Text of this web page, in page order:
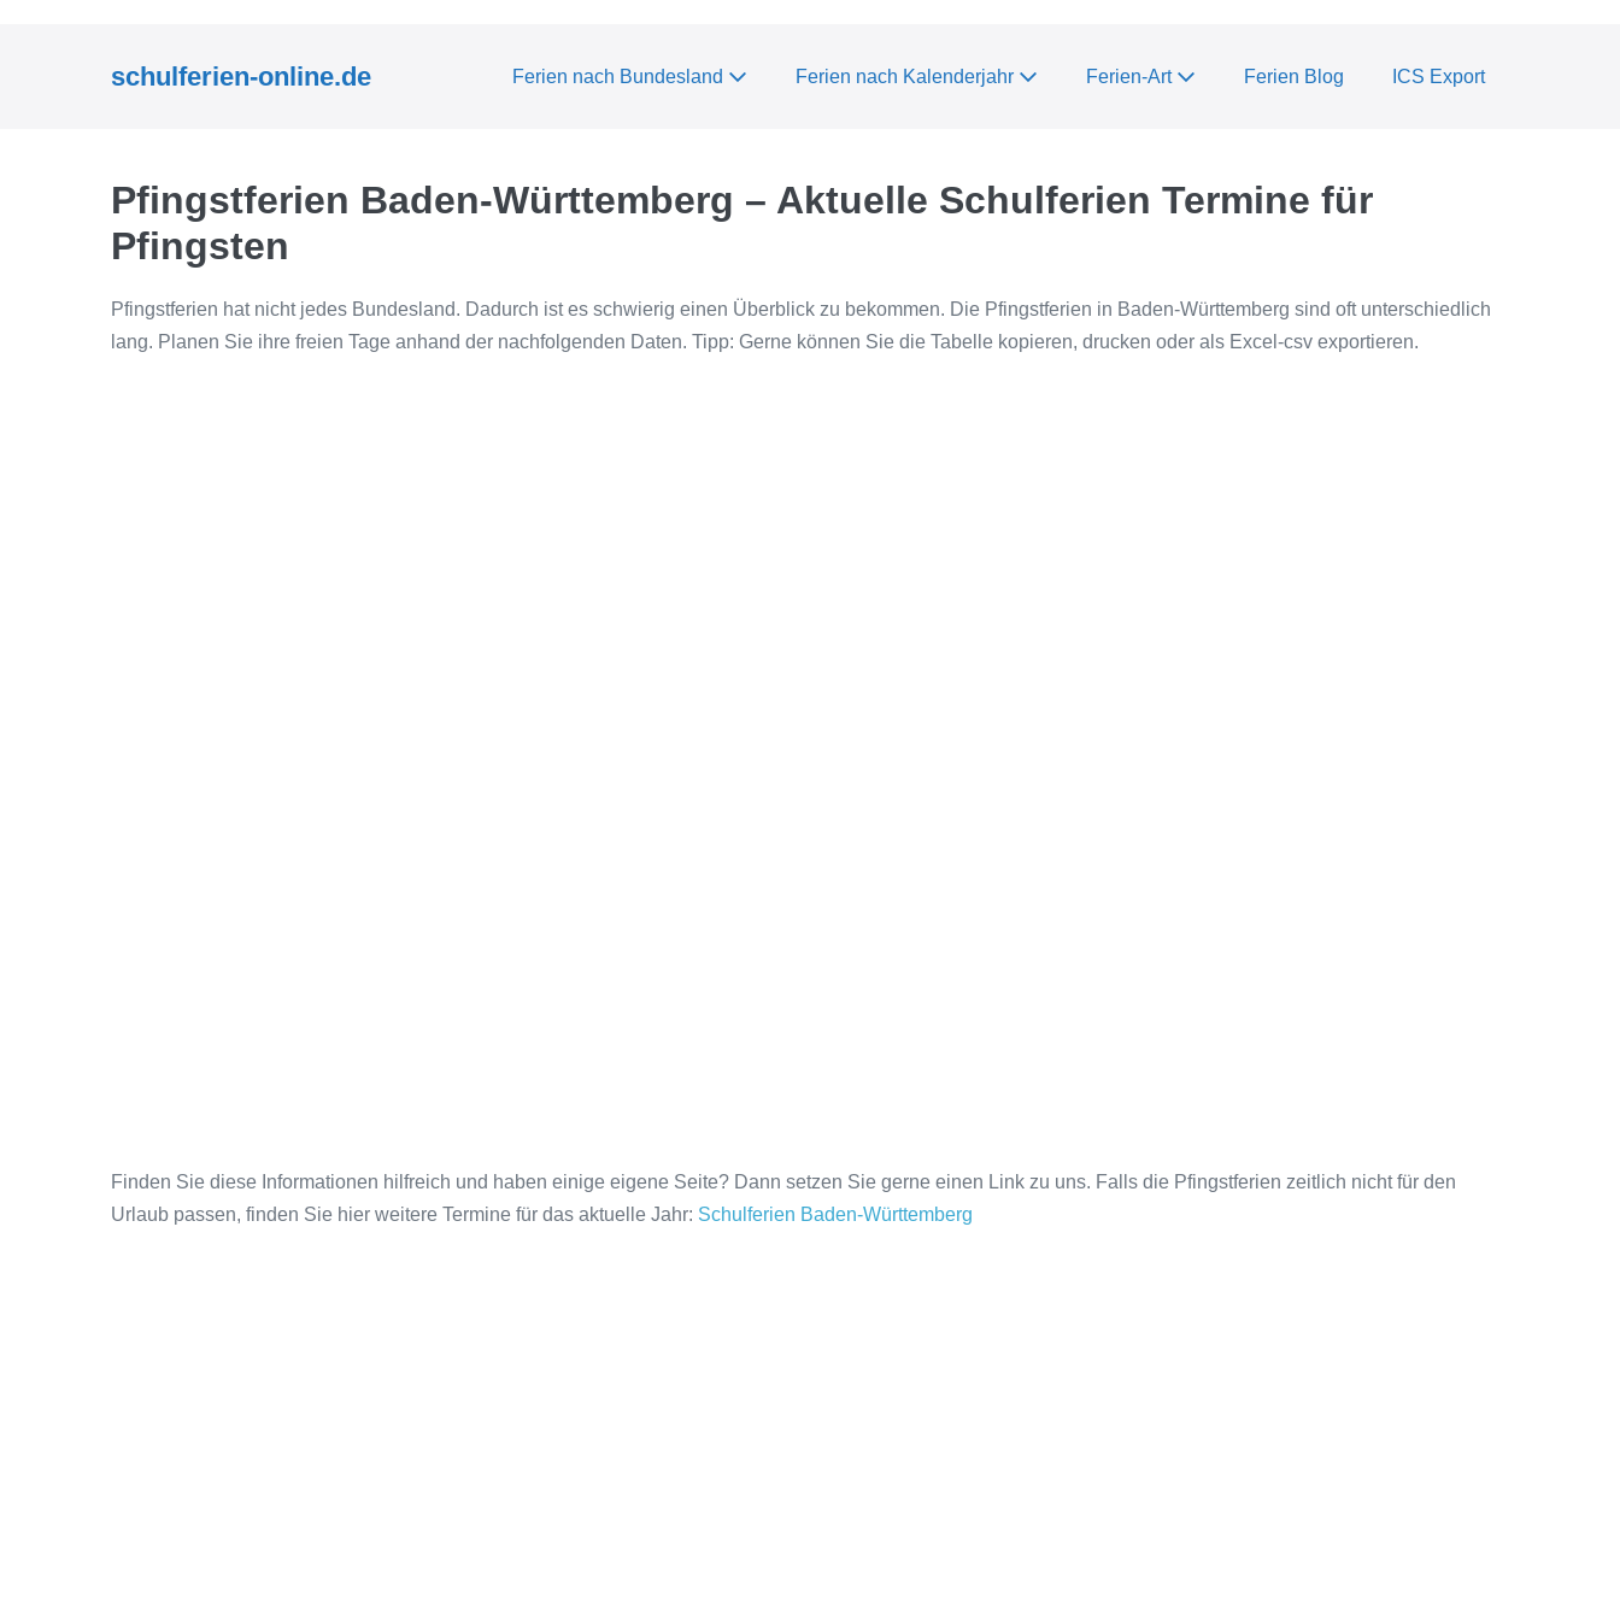
schulferien-online.de Ferien nach Bundesland Ferien nach Kalenderjahr Ferien-Art Ferien Blog ICS Export
Pfingstferien Baden-Württemberg – Aktuelle Schulferien Termine für
Pfingsten
Pfingstferien hat nicht jedes Bundesland. Dadurch ist es schwierig einen Überblick zu bekommen. Die Pfingstferien in Baden-Württemberg sind oft unterschiedlich
lang. Planen Sie ihre freien Tage anhand der nachfolgenden Daten. Tipp: Gerne können Sie die Tabelle kopieren, drucken oder als Excel-csv exportieren.
Finden Sie diese Informationen hilfreich und haben einige eigene Seite? Dann setzen Sie gerne einen Link zu uns. Falls die Pfingstferien zeitlich nicht für den
Urlaub passen, finden Sie hier weitere Termine für das aktuelle Jahr: Schulferien Baden-Württemberg